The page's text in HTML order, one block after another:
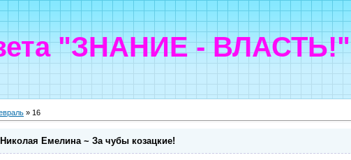
"ЗНАНИЕ - ВЛАСТЬ!"
» 16
Емелина ~ За чубы козацкие!